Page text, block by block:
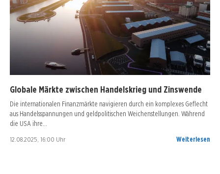
Globale Märkte zwischen Handelskrieg und Zinswende
Die internationalen Finanzmärkte navigieren durch ein komplexes Geflecht
aus Handelsspannungen und geldpolitischen Weichenstellungen. Während
die USA ihre…
12.08.2025, 16:00 Uhr Weiterlesen